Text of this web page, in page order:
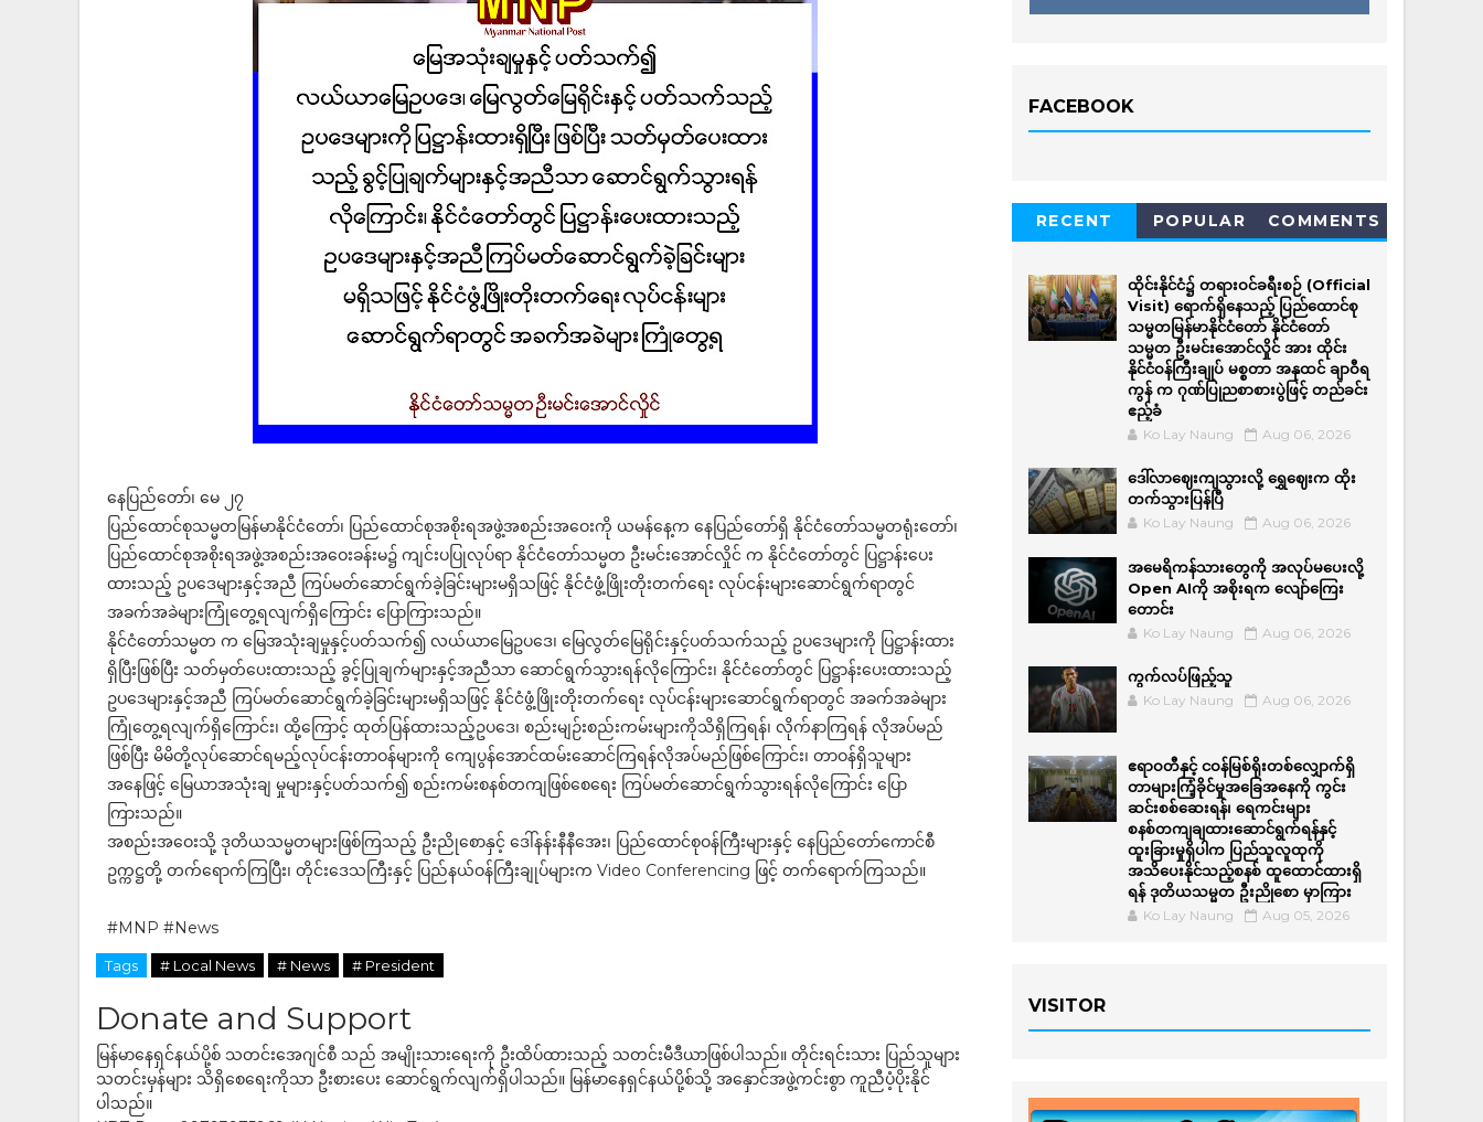
နေပြည်တော်၊ မေ ၂၇
ပြည်ထောင်စုသမ္မတမြန်မာနိုင်ငံတော်၊ ပြည်ထောင်စုအစိုးရအဖွဲ့အစည်းအဝေးကို ယမန်နေ့က နေပြည်တော်ရှိ နိုင်ငံတော်သမ္မတရုံးတော်၊
ပြည်ထောင်စုအစိုးရအဖွဲ့အစည်းအဝေးခန်းမ၌ ကျင်းပပြုလုပ်ရာ နိုင်ငံတော်သမ္မတ ဦးမင်းအောင်လှိုင် က နိုင်ငံတော်တွင် ပြဋ္ဌာန်းပေး
ထားသည့် ဥပဒေများနှင့်အညီ ကြပ်မတ်ဆောင်ရွက်ခဲ့ခြင်းများမရှိသဖြင့် နိုင်ငံဖွံ့ဖြိုးတိုးတက်ရေး လုပ်ငန်းများဆောင်ရွက်ရာတွင်
အခက်အခဲများကြုံတွေ့ရလျက်ရှိကြောင်း ပြောကြားသည်။
နိုင်ငံတော်သမ္မတ က မြေအသုံးချမှုနှင့်ပတ်သက်၍ လယ်ယာမြေဥပဒေ၊ မြေလွတ်မြေရိုင်းနှင့်ပတ်သက်သည့် ဥပဒေများကို ပြဋ္ဌာန်းထား
ရှိပြီးဖြစ်ပြီး သတ်မှတ်ပေးထားသည့် ခွင့်ပြုချက်များနှင့်အညီသာ ဆောင်ရွက်သွားရန်လိုကြောင်း၊ နိုင်ငံတော်တွင် ပြဋ္ဌာန်းပေးထားသည့်
ဥပဒေများနှင့်အညီ ကြပ်မတ်ဆောင်ရွက်ခဲ့ခြင်းများမရှိသဖြင့် နိုင်ငံဖွံ့ဖြိုးတိုးတက်ရေး လုပ်ငန်းများဆောင်ရွက်ရာတွင် အခက်အခဲများ
ကြုံတွေ့ရလျက်ရှိကြောင်း၊ ထို့ကြောင့် ထုတ်ပြန်ထားသည့်ဥပဒေ၊ စည်းမျဉ်းစည်းကမ်းများကိုသိရှိကြရန်၊ လိုက်နာကြရန် လိုအပ်မည်
ဖြစ်ပြီး မိမိတို့လုပ်ဆောင်ရမည့်လုပ်ငန်းတာဝန်များကို ကျေပွန်အောင်ထမ်းဆောင်ကြရန်လိုအပ်မည်ဖြစ်ကြောင်း၊ တာဝန်ရှိသူများ
အနေဖြင့် မြေယာအသုံးချ မှုများနှင့်ပတ်သက်၍ စည်းကမ်းစနစ်တကျဖြစ်စေရေး ကြပ်မတ်ဆောင်ရွက်သွားရန်လိုကြောင်း ပြော
ကြားသည်။
အစည်းအဝေးသို့ ဒုတိယသမ္မတများဖြစ်ကြသည့် ဦးညိုစောနှင့် ဒေါ်နန်းနီနီအေး၊ ပြည်ထောင်စုဝန်ကြီးများနှင့် နေပြည်တော်ကောင်စီ
ဥက္ကဋ္ဌတို့ တက်ရောက်ကြပြီး၊ တိုင်းဒေသကြီးနှင့် ပြည်နယ်ဝန်ကြီးချုပ်များက Video Conferencing ဖြင့် တက်ရောက်ကြသည်။
#MNP #News
Tags # Local News # News # President
Donate and Support
မြန်မာနေရှင်နယ်ပို့စ် သတင်းအေဂျင်စီ သည် အမျိုးသားရေးကို ဦးထိပ်ထားသည့် သတင်းမီဒီယာဖြစ်ပါသည်။ တိုင်းရင်းသား ပြည်သူများ
သတင်းမှန်များ သိရှိစေရေးကိုသာ ဦးစားပေး ဆောင်ရွက်လျက်ရှိပါသည်။ မြန်မာနေရှင်နယ်ပို့စ်သို့ အနှောင်အဖွဲ့ကင်းစွာ ကူညီပံ့ပိုးနိုင်
ပါသည်။
FACEBOOK
RECENT POPULAR COMMENTS
ထိုင်းနိုင်ငံ၌ တရားဝင်ခရီးစဉ် (Official
Visit) ရောက်ရှိနေသည့် ပြည်ထောင်စု
သမ္မတမြန်မာနိုင်ငံတော် နိုင်ငံတော်
သမ္မတ ဦးမင်းအောင်လှိုင် အား ထိုင်း
နိုင်ငံဝန်ကြီးချုပ် မစ္စတာ အနုထင် ချာဝီရ
ကွန် က ဂုဏ်ပြုညစာစားပွဲဖြင့် တည်ခင်း
ဧည့်ခံ
Ko Lay Naung Aug 06, 2026
ဒေါ်လာဈေးကျသွားလို့ ရွှေဈေးက ထိုး
တက်သွားပြန်ပြီ
Ko Lay Naung Aug 06, 2026
အမေရိကန်သားတွေကို အလုပ်မပေးလို့
Open AIကို အစိုးရက လျော်ကြေး
တောင်း
Ko Lay Naung Aug 06, 2026
ကွက်လပ်ဖြည့်သူ
Ko Lay Naung Aug 06, 2026
ဧရာဝတီနှင့် ငဝန်မြစ်ရိုးတစ်လျှောက်ရှိ
တာများကြံ့ခိုင်မှုအခြေအနေကို ကွင်း
ဆင်းစစ်ဆေးရန်၊ ရေကင်းများ
စနစ်တကျချထားဆောင်ရွက်ရန်နှင့်
ထူးခြားမှုရှိပါက ပြည်သူလူထုကို
အသိပေးနိုင်သည့်စနစ် ထူထောင်ထားရှိ
ရန် ဒုတိယသမ္မတ ဦးညိုစော မှာကြား
Ko Lay Naung Aug 05, 2026
VISITOR